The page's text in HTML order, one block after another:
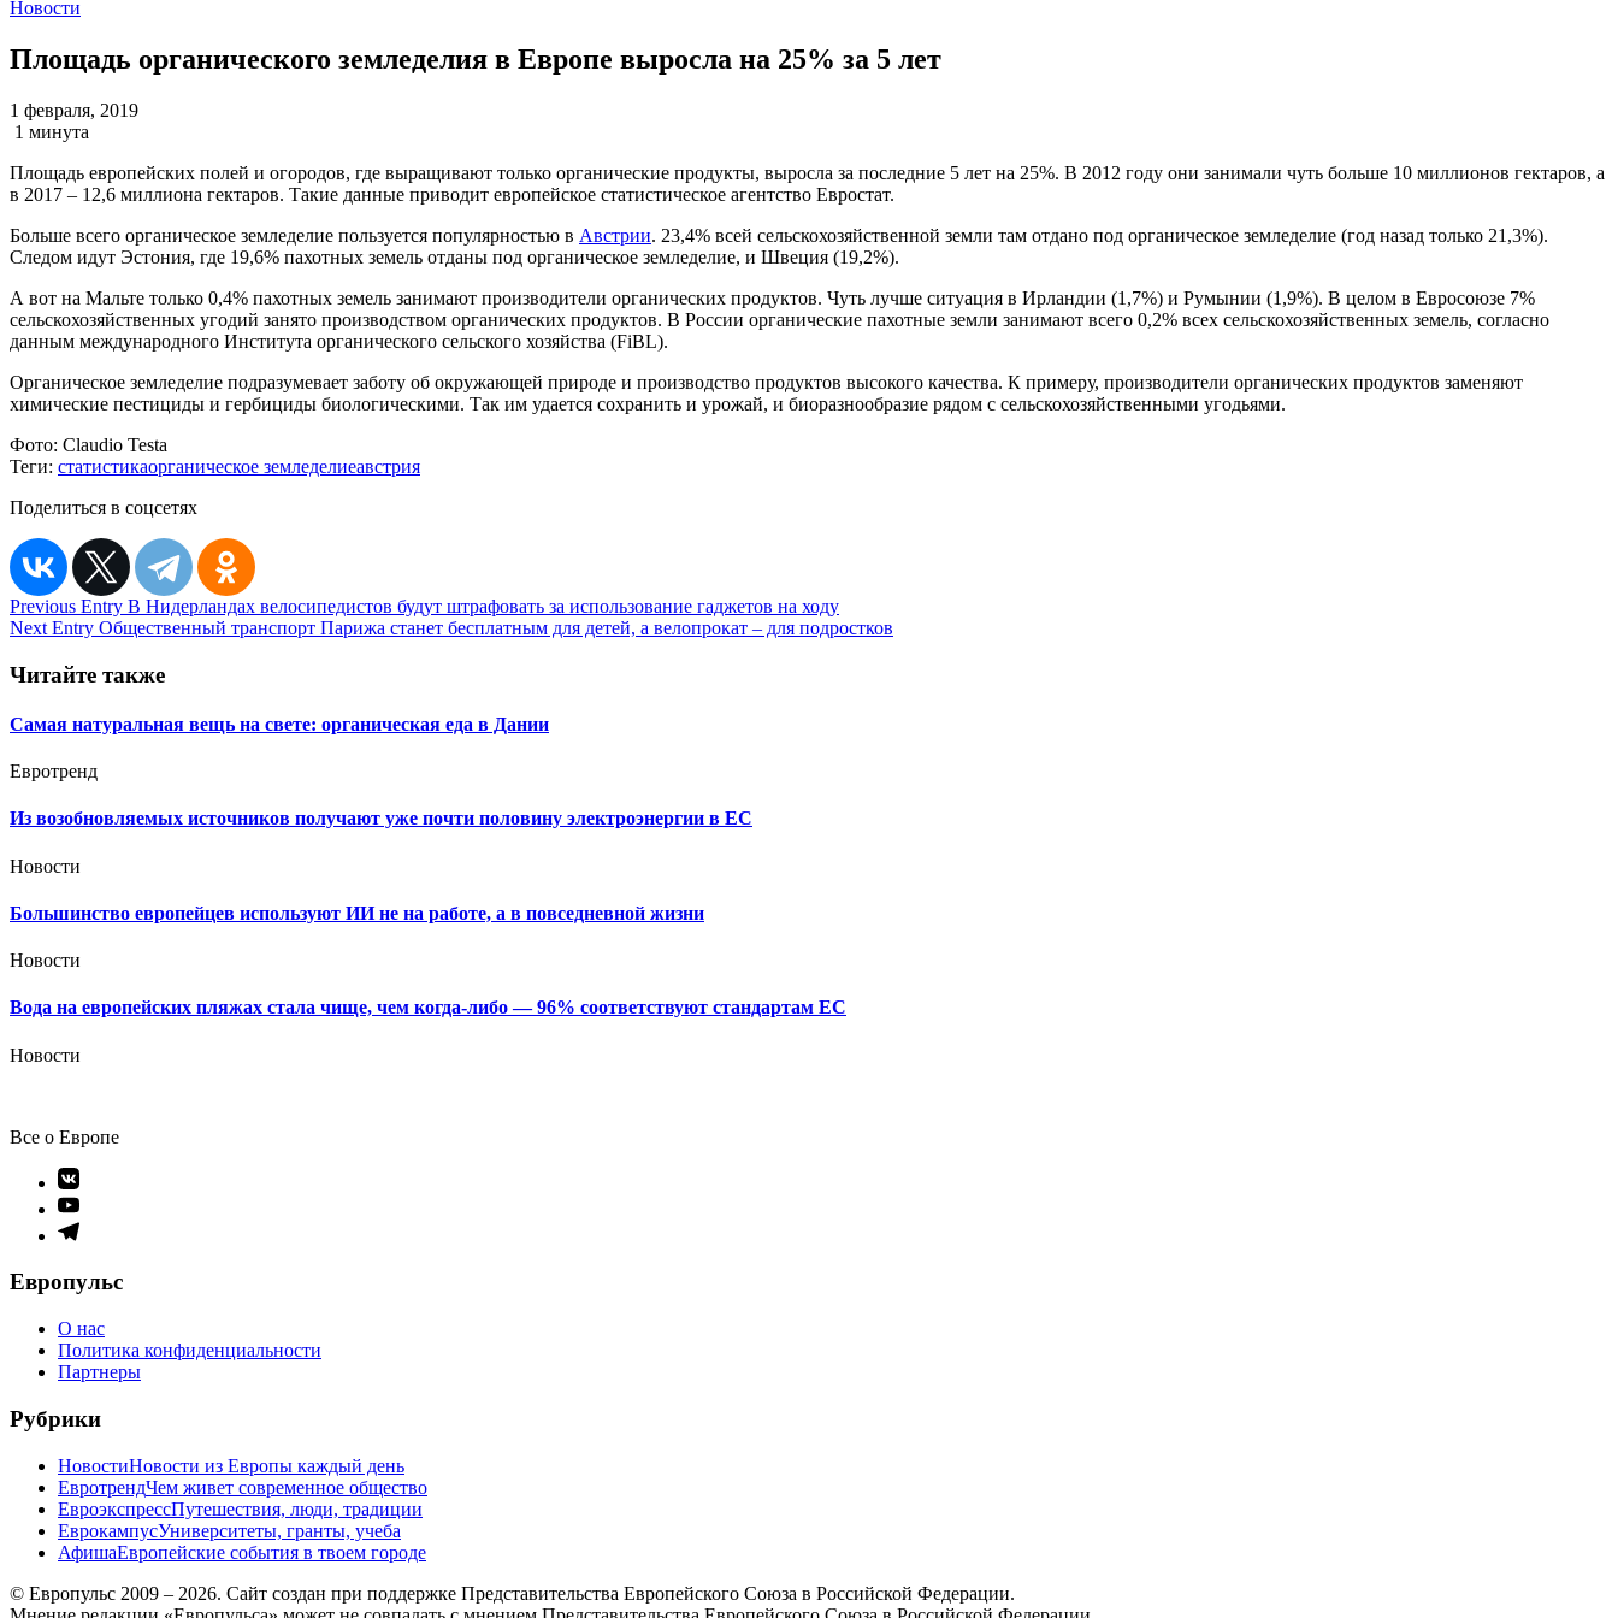
Новости
Площадь органического земледелия в Европе выросла на 25% за 5 лет
1 февраля, 2019
1 минута
Площадь европейских полей и огородов, где выращивают только органические продукты, выросла за последние 5 лет на 25%. В 2012 году они занимали чуть больше 10 миллионов гектаров, а
в 2017 – 12,6 миллиона гектаров. Такие данные приводит европейское статистическое агентство Евростат.
Больше всего органическое земледелие пользуется популярностью в Австрии. 23,4% всей сельскохозяйственной земли там отдано под органическое земледелие (год назад только 21,3%).
Следом идут Эстония, где 19,6% пахотных земель отданы под органическое земледелие, и Швеция (19,2%).
А вот на Мальте только 0,4% пахотных земель занимают производители органических продуктов. Чуть лучше ситуация в Ирландии (1,7%) и Румынии (1,9%). В целом в Евросоюзе 7%
сельскохозяйственных угодий занято производством органических продуктов. В России органические пахотные земли занимают всего 0,2% всех сельскохозяйственных земель, согласно
данным международного Института органического сельского хозяйства (FiBL).
Органическое земледелие подразумевает заботу об окружающей природе и производство продуктов высокого качества. К примеру, производители органических продуктов заменяют
химические пестициды и гербициды биологическими. Так им удается сохранить и урожай, и биоразнообразие рядом с сельскохозяйственными угодьями.
Фото: Claudio Testa
Теги: статистикаорганическое земледелиеавстрия
Поделиться в соцсетях
Навигация
по
записям
Previous Entry В Нидерландах велосипедистов будут штрафовать за использование гаджетов на ходу
Next Entry Общественный транспорт Парижа станет бесплатным для детей, а велопрокат – для подростков
Читайте также
Самая натуральная вещь на свете: органическая еда в Дании
Евротренд
Из возобновляемых источников получают уже почти половину электроэнергии в ЕС
Новости
Большинство европейцев используют ИИ не на работе, а в повседневной жизни
Новости
Вода на европейских пляжах стала чище, чем когда-либо — 96% соответствуют стандартам ЕС
Новости
Все о Европе
Элемент
меню
Элемент
меню
Элемент
Европульс
О нас
Политика конфиденциальности
Партнеры
Рубрики
НовостиНовости из Европы каждый день
ЕвротрендЧем живет современное общество
ЕвроэкспрессПутешествия, люди, традиции
ЕврокампусУниверситеты, гранты, учеба
АфишаЕвропейские события в твоем городе
© Европульс 2009 – 2026. Сайт создан при поддержке Представительства Европейского Союза в Российской Федерации.